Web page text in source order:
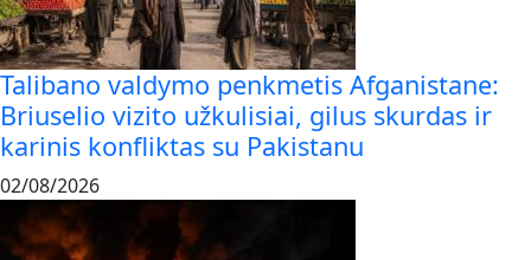
Talibano valdymo penkmetis Afganistane:
Briuselio vizito užkulisiai, gilus skurdas ir
karinis konfliktas su Pakistanu
02/08/2026